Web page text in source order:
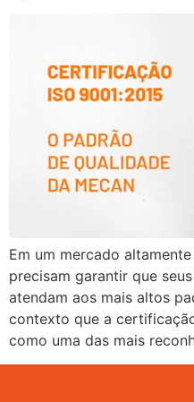
Em um mercado
precisam garantir que
atendam aos mais altos
contexto que a
como uma das mais